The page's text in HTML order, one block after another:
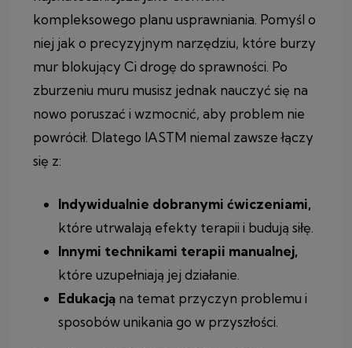
kompleksowego planu usprawniania. Pomyśl o
niej jak o precyzyjnym narzędziu, które burzy
mur blokujący Ci drogę do sprawności. Po
zburzeniu muru musisz jednak nauczyć się na
nowo poruszać i wzmocnić, aby problem nie
powrócił. Dlatego IASTM niemal zawsze łączy
się z:
Indywidualnie dobranymi ćwiczeniami,
które utrwalają efekty terapii i budują siłę.
Innymi technikami terapii manualnej,
które uzupełniają jej działanie.
Edukacją na temat przyczyn problemu i
sposobów unikania go w przyszłości.